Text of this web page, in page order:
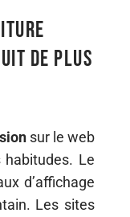
de plus
sur le web
habitudes. Le
d’affichage
Les sites